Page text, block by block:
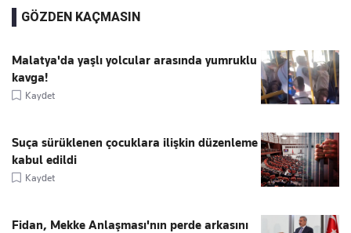
GÖZDEN KAÇMASIN
Malatya'da yaşlı yolcular arasında yumruklu
kavga!
Kaydet
Suça sürüklenen çocuklara ilişkin düzenleme
kabul edildi
Kaydet
Fidan, Mekke Anlaşması'nın perde arkasını